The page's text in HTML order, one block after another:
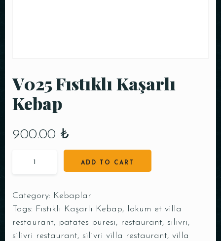
V025 Fıstıklı Kaşarlı
Kebap
900.00 ₺
ADD TO CART
Category: Kebaplar
Tags: Fıstıklı Kaşarlı Kebap, lokum et villa
restaurant, patates püresi, restaurant, silivri,
silivri restaurant, silivri villa restaurant, villa